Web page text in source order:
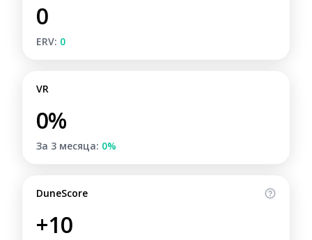
0
ERV: 0
VR
0%
За 3 месяца: 0%
DuneScore
+10